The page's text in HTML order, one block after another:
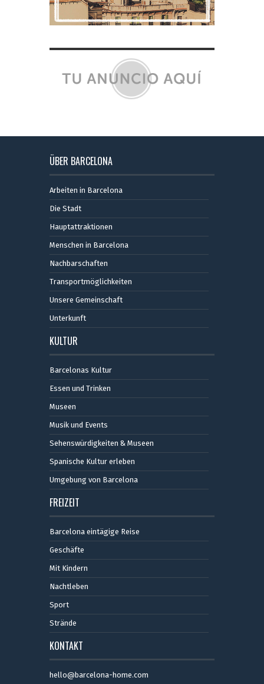
ÜBER BARCELONA
Arbeiten in Barcelona
Die Stadt
Hauptattraktionen
Menschen in Barcelona
Nachbarschaften
Transportmöglichkeiten
Unsere Gemeinschaft
Unterkunft
KULTUR
Barcelonas Kultur
Essen und Trinken
Museen
Musik und Events
Sehenswürdigkeiten & Museen
Spanische Kultur erleben
Umgebung von Barcelona
FREIZEIT
Barcelona eintägige Reise
Geschäfte
Mit Kindern
Nachtleben
Sport
Strände
KONTAKT
hello@barcelona-home.com